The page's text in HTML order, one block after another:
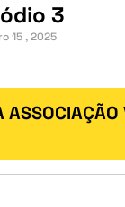
3
15 , 2025